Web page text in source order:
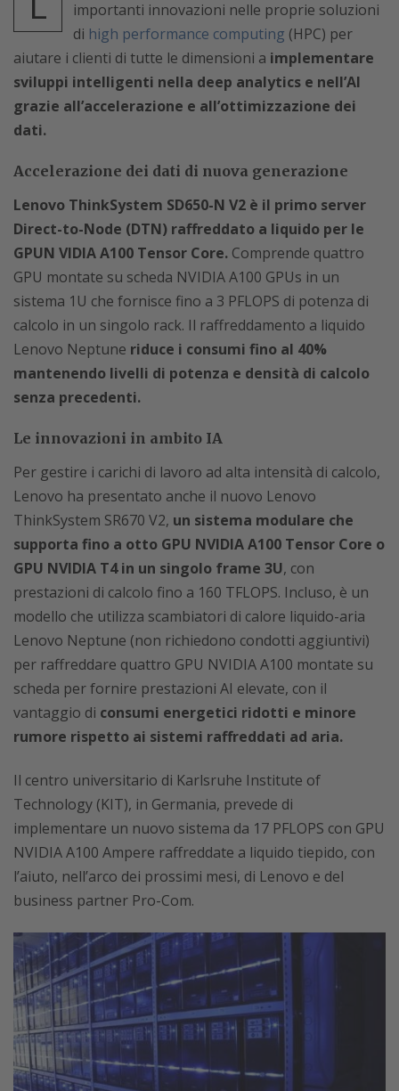
importanti innovazioni nelle proprie soluzioni
di high performance computing (HPC) per
aiutare i clienti di tutte le dimensioni a implementare
sviluppi intelligenti nella deep analytics e nell’AI
grazie all’accelerazione e all’ottimizzazione dei
dati.
Accelerazione dei dati di nuova generazione
Lenovo ThinkSystem SD650-N V2 è il primo server
Direct-to-Node (DTN) raffreddato a liquido per le
GPUN VIDIA A100 Tensor Core. Comprende quattro
GPU montate su scheda NVIDIA A100 GPUs in un
sistema 1U che fornisce fino a 3 PFLOPS di potenza di
calcolo in un singolo rack. Il raffreddamento a liquido
Lenovo Neptune riduce i consumi fino al 40%
mantenendo livelli di potenza e densità di calcolo
senza precedenti.
Le innovazioni in ambito IA
Per gestire i carichi di lavoro ad alta intensità di calcolo,
Lenovo ha presentato anche il nuovo Lenovo
ThinkSystem SR670 V2, un sistema modulare che
supporta fino a otto GPU NVIDIA A100 Tensor Core o
GPU NVIDIA T4 in un singolo frame 3U, con
prestazioni di calcolo fino a 160 TFLOPS. Incluso, è un
modello che utilizza scambiatori di calore liquido-aria
Lenovo Neptune (non richiedono condotti aggiuntivi)
per raffreddare quattro GPU NVIDIA A100 montate su
scheda per fornire prestazioni AI elevate, con il
vantaggio di consumi energetici ridotti e minore
rumore rispetto ai sistemi raffreddati ad aria.
Il centro universitario di Karlsruhe Institute of
Technology (KIT), in Germania, prevede di
implementare un nuovo sistema da 17 PFLOPS con GPU
NVIDIA A100 Ampere raffreddate a liquido tiepido, con
l’aiuto, nell’arco dei prossimi mesi, di Lenovo e del
business partner Pro-Com.